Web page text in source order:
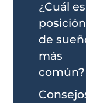
¿Cuál
posición
de
más
común?